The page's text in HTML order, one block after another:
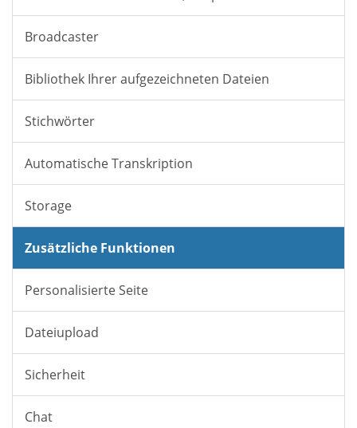
Broadcaster
Bibliothek Ihrer aufgezeichneten Dateien
Stichwörter
Automatische Transkription
Storage
Zusätzliche Funktionen
Personalisierte Seite
Dateiupload
Sicherheit
Chat